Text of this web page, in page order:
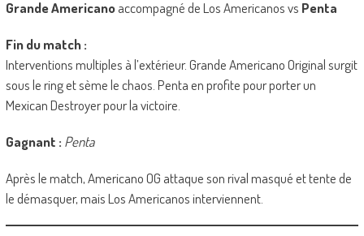
Grande Americanoaccompagné de Los Americanos vs Penta
Fin du match :
Interventions multiples à l’extérieur. Grande Americano Original surgit
sous le ring et sème le chaos. Penta en profite pour porter un
Mexican Destroyer pour la victoire.
Gagnant : Penta
Après le match, Americano OG attaque son rival masqué et tente de
le démasquer, mais Los Americanos interviennent.